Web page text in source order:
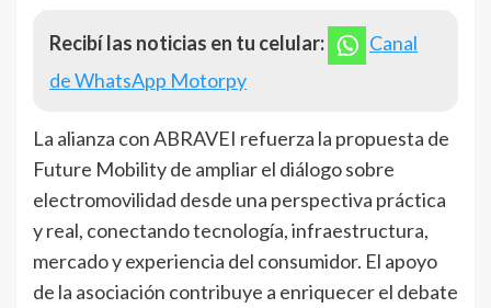
Recibí las noticias en tu celular:
Canal
de WhatsApp Motorpy
La alianza con ABRAVEI refuerza la propuesta de
Future Mobility de ampliar el diálogo sobre
electromovilidad desde una perspectiva práctica
y real, conectando tecnología, infraestructura,
mercado y experiencia del consumidor. El apoyo
de la asociación contribuye a enriquecer el debate